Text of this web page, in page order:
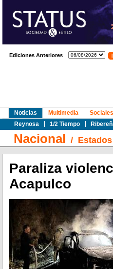
Ediciones Anteriores
Noticias
Reynosa
1/2 Tiempo
Multimedia Sociales
Nacional / Estados
Paraliza
Acapulco